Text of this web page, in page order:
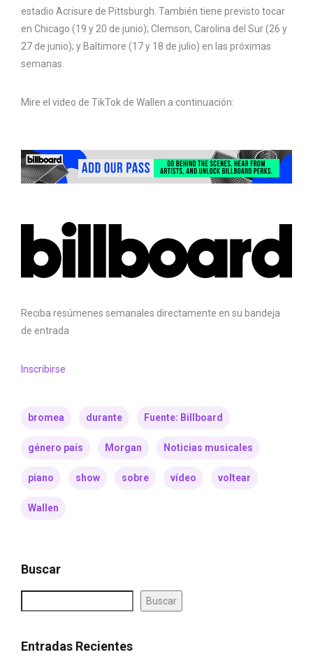
estadio Acrisure de Pittsburgh. También tiene previsto tocar
en Chicago (19 y 20 de junio); Clemson, Carolina del Sur (26 y
27 de junio); y Baltimore (17 y 18 de julio) en las próximas
semanas.
Mire el video de TikTok de Wallen a continuación:
Reciba resúmenes semanales directamente en su bandeja
de entrada
Inscribirse
bromea durante Fuente: Billboard
género país Morgan Noticias musicales
piano show sobre vídeo voltear
Wallen
Buscar
Buscar
Entradas Recientes